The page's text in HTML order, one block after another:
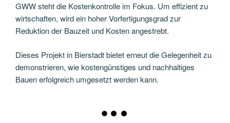
GWW steht die Kostenkontrolle im Fokus. Um effizient zu
wirtschaften, wird ein hoher Vorfertigungsgrad zur
Reduktion der Bauzeit und Kosten angestrebt.
Dieses Projekt in Bierstadt bietet erneut die Gelegenheit zu
demonstrieren, wie kostengünstiges und nachhaltiges
Bauen erfolgreich umgesetzt werden kann.